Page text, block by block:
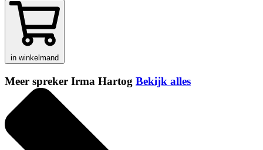
in winkelmand
Meer spreker Irma Hartog Bekijk alles